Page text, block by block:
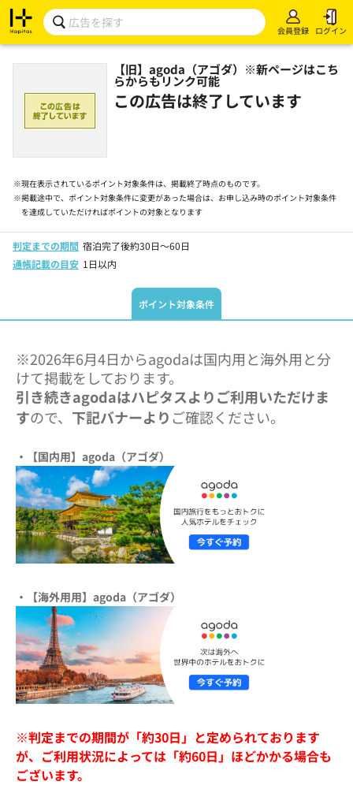
会員登録 ログイン
【旧】agoda（アゴダ）※新ページはこち
らからもリンク可能
この広告は終了しています
※現在表示されているポイント対象条件は、掲載終了時点のものです。
※掲載途中で、ポイント対象条件に変更があった場合は、お申し込み時のポイント対象条件
を達成していただければポイントの対象となります
判定までの期間 宿泊完了後約30日～60日
通帳記載の目安 1日以内
ポイント対象条件
※2026年6月4日からagodaは国内用と海外用と分
けて掲載をしております。
引き続きagodaはハピタスよりご利用いただけま
すので、 下記バナーより ご確認ください。
・【国内用】agoda（アゴダ）
・【海外用用】agoda（アゴダ）
※判定までの期間が「約30日」と定められております
が、ご利用状況によっては「約60日」ほどかかる場合も
ございます。